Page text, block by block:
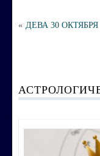
Этика
Ваша
Экспресс-
« ДЕВА 30 ОКТЯБРЯ